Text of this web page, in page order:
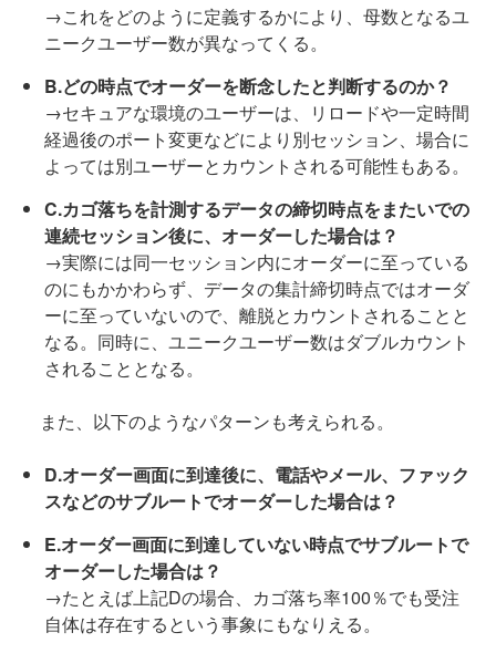
→これをどのように定義するかにより、母数となるユ
ニークユーザー数が異なってくる。
B.どの時点でオーダーを断念したと判断するのか？
→セキュアな環境のユーザーは、リロードや一定時間
経過後のポート変更などにより別セッション、場合に
よっては別ユーザーとカウントされる可能性もある。
C.カゴ落ちを計測するデータの締切時点をまたいでの
連続セッション後に、オーダーした場合は？
→実際には同一セッション内にオーダーに至っている
のにもかかわらず、データの集計締切時点ではオーダ
ーに至っていないので、離脱とカウントされることと
なる。同時に、ユニークユーザー数はダブルカウント
されることとなる。
また、以下のようなパターンも考えられる。
D.オーダー画面に到達後に、電話やメール、ファック
スなどのサブルートでオーダーした場合は？
E.オーダー画面に到達していない時点でサブルートで
オーダーした場合は？
→たとえば上記Dの場合、カゴ落ち率100％でも受注
自体は存在するという事象にもなりえる。